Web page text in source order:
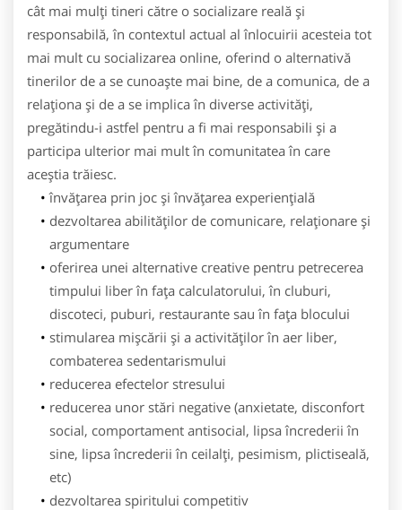
cât mai mulţi tineri către o socializare reală şi
responsabilă, în contextul actual al înlocuirii acesteia tot
mai mult cu socializarea online, oferind o alternativă
tinerilor de a se cunoaşte mai bine, de a comunica, de a
relaţiona şi de a se implica în diverse activităţi,
pregătindu-i astfel pentru a fi mai responsabili şi a
participa ulterior mai mult în comunitatea în care
aceştia trăiesc.
învăţarea prin joc şi învăţarea experienţială
dezvoltarea abilităţilor de comunicare, relaţionare şi
argumentare
oferirea unei alternative creative pentru petrecerea
timpului liber în faţa calculatorului, în cluburi,
discoteci, puburi, restaurante sau în faţa blocului
stimularea mişcării şi a activităţilor în aer liber,
combaterea sedentarismului
reducerea efectelor stresului
reducerea unor stări negative (anxietate, disconfort
social, comportament antisocial, lipsa încrederii în
sine, lipsa încrederii în ceilalți, pesimism, plictiseală,
etc)
dezvoltarea spiritului competitiv